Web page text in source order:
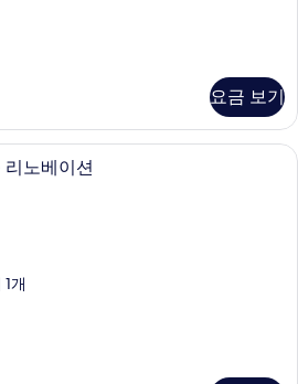
요금 보기
이그제큐티브 트윈 - 신규 리노베이션
노베이션
개